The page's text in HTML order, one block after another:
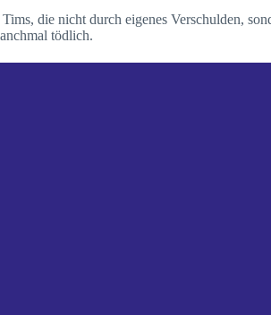
die nicht durch eigenes Verschulden,
tödlich.